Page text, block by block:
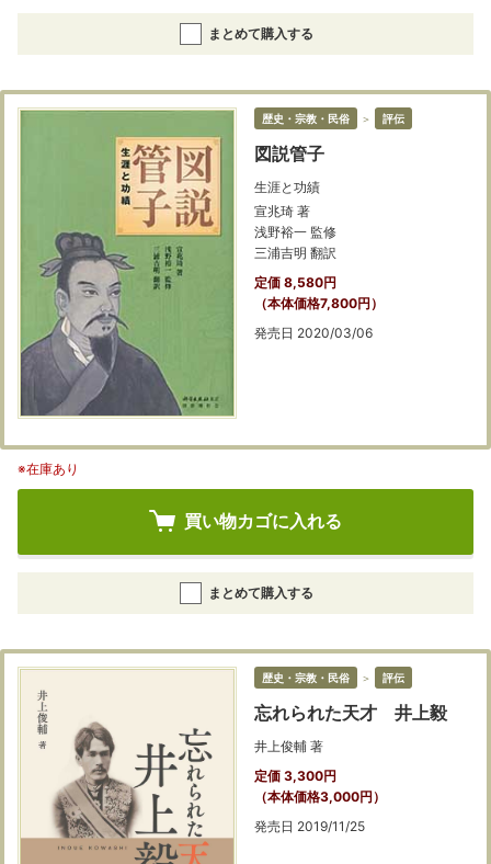
まとめて購入する
歴史・宗教・民俗 ＞ 評伝
図説管子
生涯と功績
宣兆琦 著
浅野裕一 監修
三浦吉明 翻訳
定価 8,580円
（本体価格7,800円）
発売日 2020/03/06
※在庫あり
買い物カゴに入れる
まとめて購入する
歴史・宗教・民俗 ＞ 評伝
忘れられた天才 井上毅
井上俊輔 著
定価 3,300円
（本体価格3,000円）
発売日 2019/11/25